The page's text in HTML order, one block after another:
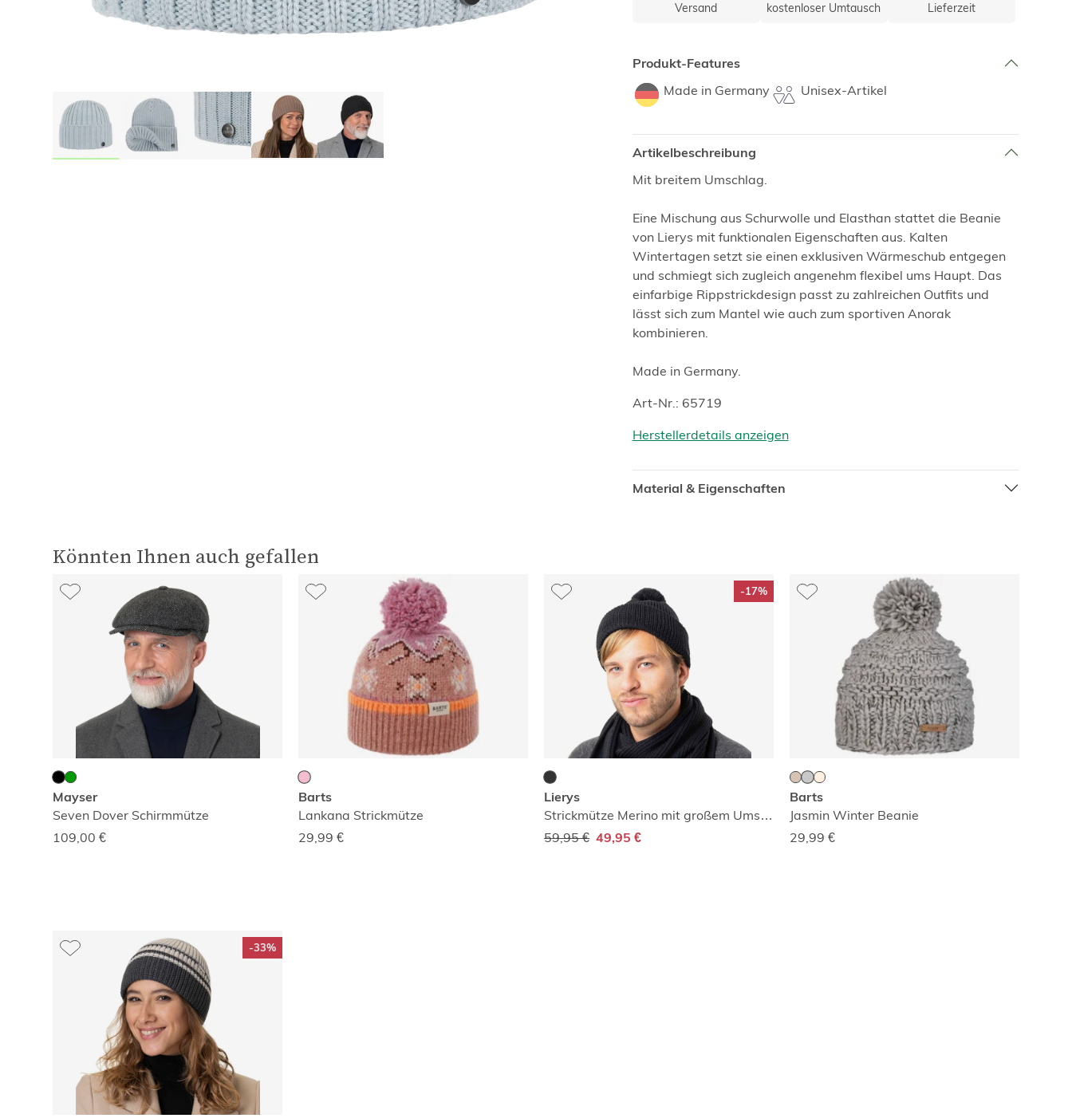
Versand kostenloser Umtausch Lieferzeit
Produkt-Features
Made in Germany Unisex-Artikel
Artikelbeschreibung
Mit breitem Umschlag.
Eine Mischung aus Schurwolle und Elasthan stattet die Beanie
von Lierys mit funktionalen Eigenschaften aus. Kalten
Wintertagen setzt sie einen exklusiven Wärmeschub entgegen
und schmiegt sich zugleich angenehm flexibel ums Haupt. Das
einfarbige Rippstrickdesign passt zu zahlreichen Outfits und
lässt sich zum Mantel wie auch zum sportiven Anorak
kombinieren.
Made in Germany.
Art-Nr.: 65719
Herstellerdetails anzeigen
Material & Eigenschaften
Könnten Ihnen auch gefallen
Mayser
Seven Dover Schirmmütze
109,00 €
Barts
Lankana Strickmütze
29,99 €
-17%
Lierys
Strickmütze Merino mit großem Umschlag
59,95 € 49,95 €
Barts
Jasmin Winter Beanie
29,99 €
-33%